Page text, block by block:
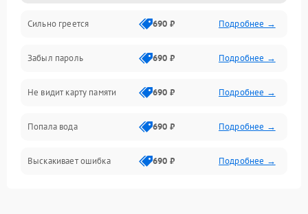
Дисплей
Экран (дисплей)
Связь
Разговор (микрофон, динамик)
Перегрев и нестабильная работа
Сильно греется 690 ₽ Подробнее →
Забыл пароль 690 ₽ Подробнее →
Не видит карту памяти 690 ₽ Подробнее →
Попала вода 690 ₽ Подробнее →
Выскакивает ошибка 690 ₽ Подробнее →